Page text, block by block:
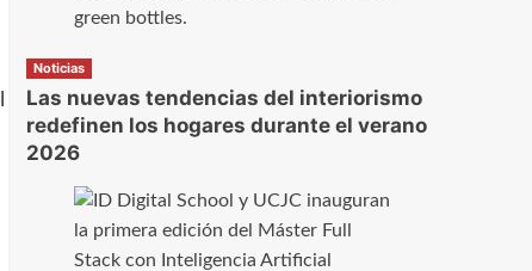
Noticias
Las nuevas tendencias del interiorismo
redefinen los hogares durante el verano
2026